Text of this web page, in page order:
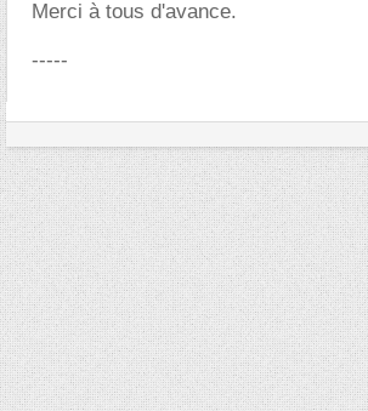
Merci à tous d'avance.
-----